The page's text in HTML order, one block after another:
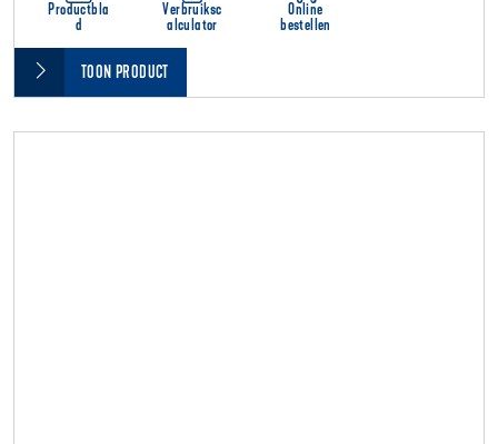
Productbla
d
Verbruiksc
alculator
Online
bestellen
TOON PRODUCT